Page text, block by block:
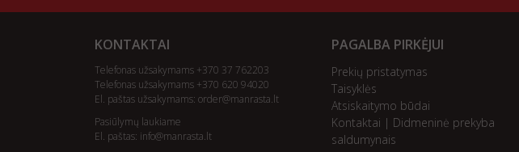
KONTAKTAI
Telefonas užsakymams +370 37 762203
Telefonas užsakymams +370 620 94020
El. paštas užsakymams: order@manrasta.lt
Pasiūlymų laukiame
El. paštas: info@manrasta.lt
PAGALBA PIRKĖJUI
Prekių pristatymas
Taisyklės
Atsiskaitymo būdai
Kontaktai | Didmeninė prekyba
saldumynais